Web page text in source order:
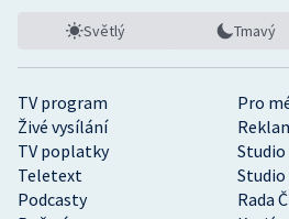
TV program
Pro
Živé vysílání
TV poplatky
Teletext
Studio
Podcasty
Rada
Světlý Tmavý